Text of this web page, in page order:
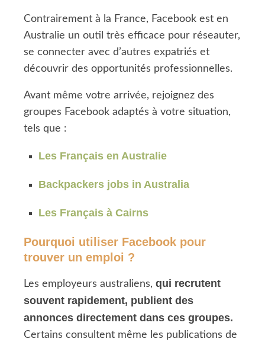
Contrairement à la France, Facebook est en
Australie un outil très efficace pour réseauter,
se connecter avec d’autres expatriés et
découvrir des opportunités professionnelles.
Avant même votre arrivée, rejoignez des
groupes Facebook adaptés à votre situation,
tels que :
Les Français en Australie
Backpackers jobs in Australia
Les Français à Cairns
Pourquoi utiliser Facebook pour
trouver un emploi ?
Les employeurs australiens, qui recrutent
souvent rapidement, publient des
annonces directement dans ces groupes.
Certains consultent même les publications de